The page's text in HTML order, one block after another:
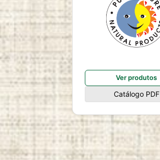
Ver produtos
Catálogo PDF